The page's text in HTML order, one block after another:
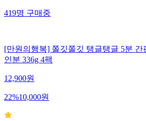
419명 구매중
[만원의행복] 쫄깃쫄깃 탱글탱글 5분 간
인분 336g 4팩
12,900원
22%10,000원